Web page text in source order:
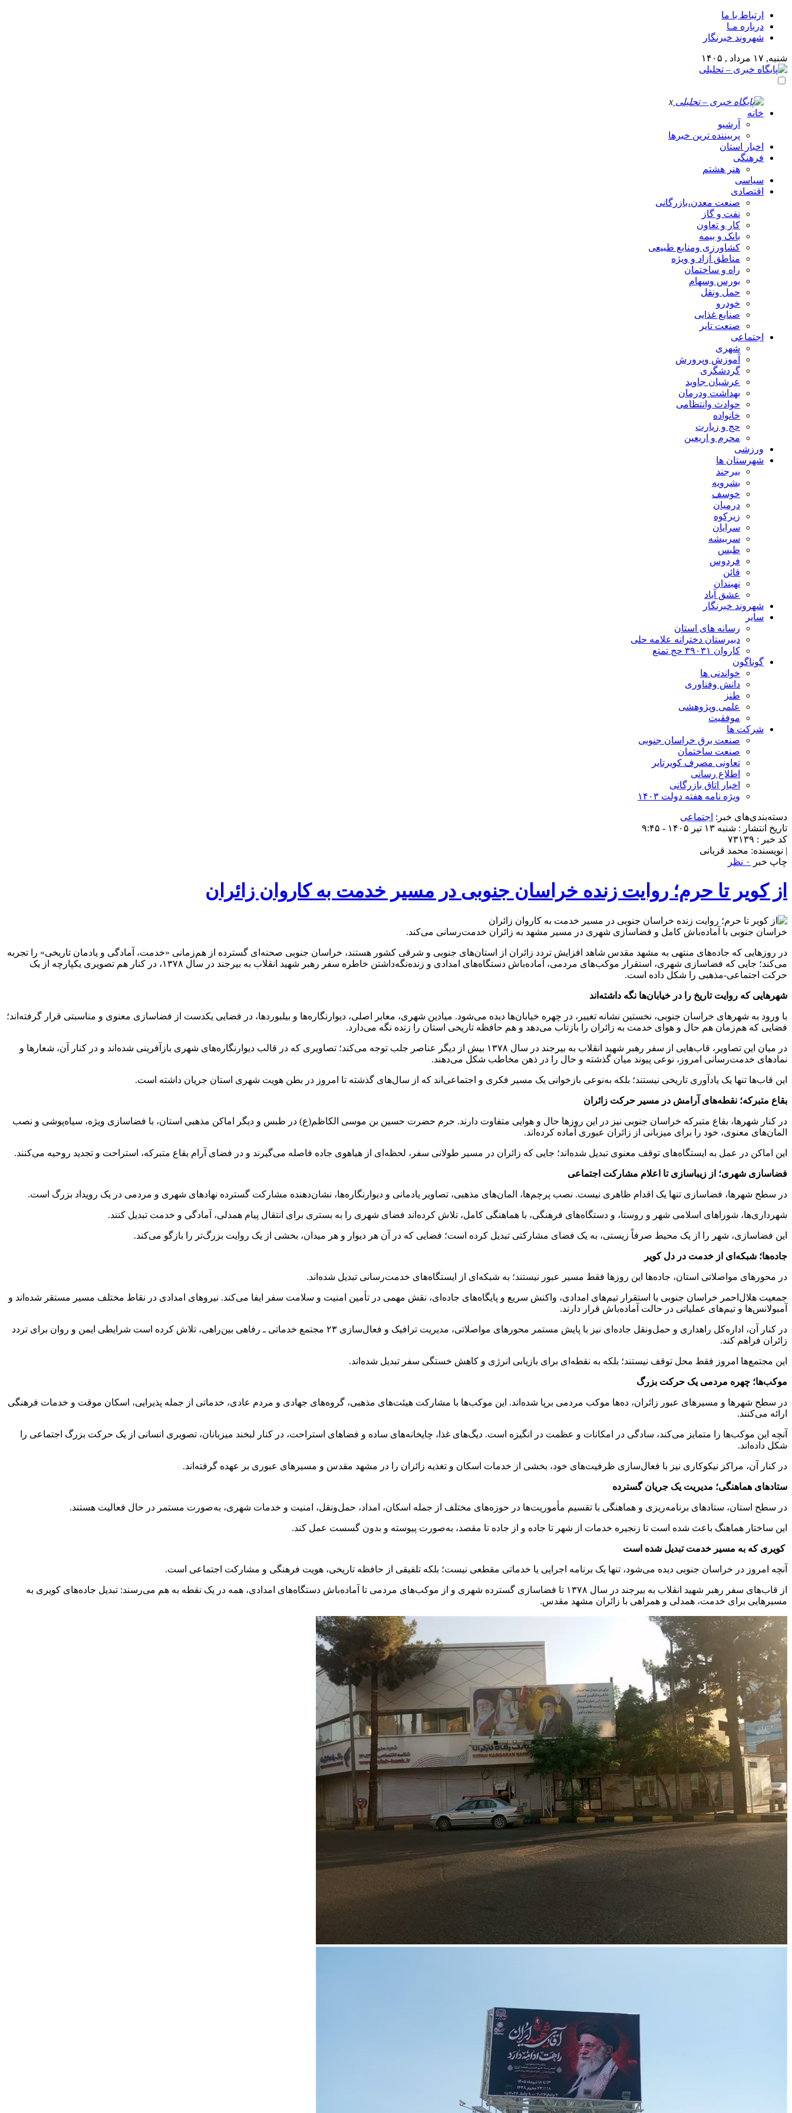
ارتباط با ما
درباره مـا
شهروند خبرنگار
شنبه, ۱۷ مرداد , ۱۴۰۵
x
خانه
آرشیو
پربیننده ترین خبرها
اخبار استان
فرهنگی
هنر هشتم
سیاسی
اقتصادی
صنعت معدن،بازرگانی
نفت و گاز
کار و تعاون
بانک و بیمه
کشاورزی ومنابع طبیعی
مناطق آزاد و ویژه
راه و ساختمان
بورس وسهام
حمل ونقل
خودرو
صنایع غذایی
صنعت تایر
اجتماعی
شهری
آموزش وپرورش
گردشگری
عرشیان جاوید
بهداشت ودرمان
حوادث وانتظامی
خانواده
حج و زیارت
محرم و اریعین
ورزشی
شهرستان ها
بیرجند
بشرویه
خوسف
درمیان
زیرکوه
سرایان
سربیشه
طبس
فردوس
قائن
نهبندان
عشق آباد
شهروند خبرنگار
سایر
رسانه های استان
دبیرستان دخترانه علامه حلی
کاروان ۳۹۰۳۱ حج تمتع
گوناگون
خواندنی ها
دانش وفناوری
طنز
علمی وپژوهشی
موفقیت
شرکت ها
صنعت برق خراسان جنوبی
صنعت ساختمان
تعاونی مصرف کویرتایر
اطلاع رسانی
اخبار اتاق بازرگانی
ویژه نامه هفته دولت ۱۴۰۳
دسته‌بندی‌های خبر: اجتماعی
تاریخ انتشار : شنبه ۱۳ تیر ۱۴۰۵ - ۹:۴۵
کد خبر : ۷۳۱۳۹
| نویسنده: محمد قربانی
چاپ خبر
۰ نظر
از کویر تا حرم؛ روایت زنده خراسان جنوبی در مسیر خدمت به کاروان زائران
خراسان جنوبی با آماده‌باش کامل و فضاسازی شهری در مسیر مشهد به زائران خدمت‌رسانی می‌کند.
در روزهایی که جاده‌های منتهی به مشهد مقدس شاهد افزایش تردد زائران از استان‌های جنوبی و شرقی کشور هستند، خراسان جنوبی صحنه‌ای گسترده از هم‌زمانی «خدمت، آمادگی و یادمان تاریخی» را تجربه
می‌کند؛ جایی که فضاسازی شهری، استقرار موکب‌های مردمی، آماده‌باش دستگاه‌های امدادی و زنده‌نگه‌داشتن خاطره سفر رهبر شهید انقلاب به بیرجند در سال ۱۳۷۸، در کنار هم تصویری یکپارچه از یک
حرکت اجتماعی-مذهبی را شکل داده است.
شهرهایی که روایت تاریخ را در خیابان‌ها نگه داشته‌اند
با ورود به شهرهای خراسان جنوبی، نخستین نشانه تغییر، در چهره خیابان‌ها دیده می‌شود. میادین شهری، معابر اصلی، دیوارنگاره‌ها و بیلبوردها، در فضایی یکدست از فضاسازی معنوی و مناسبتی قرار گرفته‌اند؛
فضایی که هم‌زمان هم حال و هوای خدمت به زائران را بازتاب می‌دهد و هم حافظه تاریخی استان را زنده نگه می‌دارد.
در میان این تصاویر، قاب‌هایی از سفر رهبر شهید انقلاب به بیرجند در سال ۱۳۷۸ بیش از دیگر عناصر جلب توجه می‌کند؛ تصاویری که در قالب دیوارنگاره‌های شهری بازآفرینی شده‌اند و در کنار آن، شعارها و
نمادهای خدمت‌رسانی امروز، نوعی پیوند میان گذشته و حال را در ذهن مخاطب شکل می‌دهند.
این قاب‌ها تنها یک یادآوری تاریخی نیستند؛ بلکه به‌نوعی بازخوانی یک مسیر فکری و اجتماعی‌اند که از سال‌های گذشته تا امروز در بطن هویت شهری استان جریان داشته است.
بقاع متبرکه؛ نقطه‌های آرامش در مسیر حرکت زائران
در کنار شهرها، بقاع متبرکه خراسان جنوبی نیز در این روزها حال و هوایی متفاوت دارند. حرم حضرت حسین بن موسی الکاظم(ع) در طبس و دیگر اماکن مذهبی استان، با فضاسازی ویژه، سیاه‌پوشی و نصب
المان‌های معنوی، خود را برای میزبانی از زائران عبوری آماده کرده‌اند.
این اماکن در عمل به ایستگاه‌های توقف معنوی تبدیل شده‌اند؛ جایی که زائران در مسیر طولانی سفر، لحظه‌ای از هیاهوی جاده فاصله می‌گیرند و در فضای آرام بقاع متبرکه، استراحت و تجدید روحیه می‌کنند.
فضاسازی شهری؛ از زیباسازی تا اعلام مشارکت اجتماعی
در سطح شهرها، فضاسازی تنها یک اقدام ظاهری نیست. نصب پرچم‌ها، المان‌های مذهبی، تصاویر یادمانی و دیوارنگاره‌ها، نشان‌دهنده مشارکت گسترده نهادهای شهری و مردمی در یک رویداد بزرگ است.
شهرداری‌ها، شوراهای اسلامی شهر و روستا، و دستگاه‌های فرهنگی، با هماهنگی کامل، تلاش کرده‌اند فضای شهری را به بستری برای انتقال پیام همدلی، آمادگی و خدمت تبدیل کنند.
این فضاسازی، شهر را از یک محیط صرفاً زیستی، به یک فضای مشارکتی تبدیل کرده است؛ فضایی که در آن هر دیوار و هر میدان، بخشی از یک روایت بزرگ‌تر را بازگو می‌کند.
جاده‌ها؛ شبکه‌ای از خدمت در دل کویر
در محورهای مواصلاتی استان، جاده‌ها این روزها فقط مسیر عبور نیستند؛ به شبکه‌ای از ایستگاه‌های خدمت‌رسانی تبدیل شده‌اند.
جمعیت هلال‌احمر خراسان جنوبی با استقرار تیم‌های امدادی، واکنش سریع و پایگاه‌های جاده‌ای، نقش مهمی در تأمین امنیت و سلامت سفر ایفا می‌کند. نیروهای امدادی در نقاط مختلف مسیر مستقر شده‌اند و
آمبولانس‌ها و تیم‌های عملیاتی در حالت آماده‌باش قرار دارند.
در کنار آن، اداره‌کل راهداری و حمل‌ونقل جاده‌ای نیز با پایش مستمر محورهای مواصلاتی، مدیریت ترافیک و فعال‌سازی ۲۳ مجتمع خدماتی ـ رفاهی بین‌راهی، تلاش کرده است شرایطی ایمن و روان برای تردد
زائران فراهم کند.
این مجتمع‌ها امروز فقط محل توقف نیستند؛ بلکه به نقطه‌ای برای بازیابی انرژی و کاهش خستگی سفر تبدیل شده‌اند.
موکب‌ها؛ چهره مردمی یک حرکت بزرگ
در سطح شهرها و مسیرهای عبور زائران، ده‌ها موکب مردمی برپا شده‌اند. این موکب‌ها با مشارکت هیئت‌های مذهبی، گروه‌های جهادی و مردم عادی، خدماتی از جمله پذیرایی، اسکان موقت و خدمات فرهنگی
ارائه می‌کنند.
آنچه این موکب‌ها را متمایز می‌کند، سادگی در امکانات و عظمت در انگیزه است. دیگ‌های غذا، چایخانه‌های ساده و فضاهای استراحت، در کنار لبخند میزبانان، تصویری انسانی از یک حرکت بزرگ اجتماعی را
شکل داده‌اند.
در کنار آن، مراکز نیکوکاری نیز با فعال‌سازی ظرفیت‌های خود، بخشی از خدمات اسکان و تغذیه زائران را در مشهد مقدس و مسیرهای عبوری بر عهده گرفته‌اند.
ستادهای هماهنگی؛ مدیریت یک جریان گسترده
در سطح استان، ستادهای برنامه‌ریزی و هماهنگی با تقسیم مأموریت‌ها در حوزه‌های مختلف از جمله اسکان، امداد، حمل‌ونقل، امنیت و خدمات شهری، به‌صورت مستمر در حال فعالیت هستند.
این ساختار هماهنگ باعث شده است تا زنجیره خدمات از شهر تا جاده و از جاده تا مقصد، به‌صورت پیوسته و بدون گسست عمل کند.
کویری که به مسیر خدمت تبدیل شده است
آنچه امروز در خراسان جنوبی دیده می‌شود، تنها یک برنامه اجرایی یا خدماتی مقطعی نیست؛ بلکه تلفیقی از حافظه تاریخی، هویت فرهنگی و مشارکت اجتماعی است.
از قاب‌های سفر رهبر شهید انقلاب به بیرجند در سال ۱۳۷۸ تا فضاسازی گسترده شهری و از موکب‌های مردمی تا آماده‌باش دستگاه‌های امدادی، همه در یک نقطه به هم می‌رسند: تبدیل جاده‌های کویری به
مسیرهایی برای خدمت، همدلی و همراهی با زائران مشهد مقدس.